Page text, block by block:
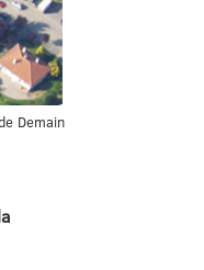
Demain